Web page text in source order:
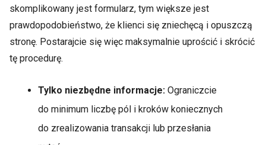
skomplikowany jest formularz, tym większe jest
prawdopodobieństwo, że klienci się zniechęcą i opuszczą
stronę. Postarajcie się więc maksymalnie uprościć i skrócić
tę procedurę.
Tylko niezbędne informacje: Ograniczcie
do minimum liczbę pól i kroków koniecznych
do zrealizowania transakcji lub przesłania